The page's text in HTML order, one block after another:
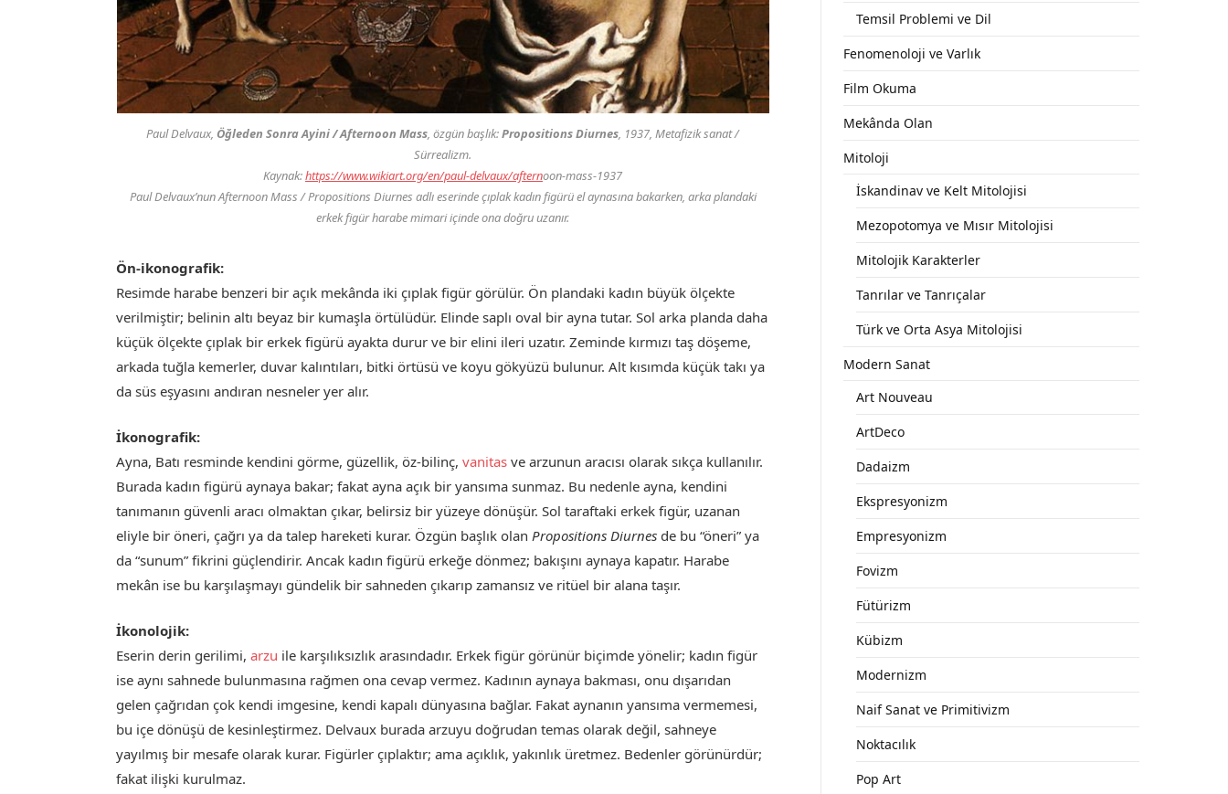
Paul Delvaux, Öğleden Sonra Ayini / Afternoon Mass, özgün başlık:Propositions Diurnes, 1937, Metafizik sanat /
Sürrealizm.
Kaynak:https://www.wikiart.org/en/paul-delvaux/afternoon-mass-1937
Paul Delvaux’nunAfternoon Mass / Propositions Diurnes adlı eserinde çıplak kadın figürü el aynasına bakarken, arka plandaki
erkek figür harabe mimari içinde ona doğru uzanır.
Ön-ikonografik:
Resimde harabe benzeri bir açık mekânda iki çıplak figür görülür. Ön plandaki kadın büyük ölçekte
verilmiştir; belinin altı beyaz bir kumaşla örtülüdür. Elinde saplı oval bir ayna tutar. Sol arka planda daha
küçük ölçekte çıplak bir erkek figürü ayakta durur ve bir elini ileri uzatır. Zeminde kırmızı taş döşeme,
arkada tuğla kemerler, duvar kalıntıları, bitki örtüsü ve koyu gökyüzü bulunur. Alt kısımda küçük takı ya
da süs eşyasını andıran nesneler yer alır.
İkonografik:
Ayna, Batı resminde kendini görme, güzellik, öz-bilinç,vanitas ve arzunun aracısı olarak sıkça kullanılır.
Burada kadın figürü aynaya bakar; fakat ayna açık bir yansıma sunmaz. Bu nedenle ayna, kendini
tanımanın güvenli aracı olmaktan çıkar, belirsiz bir yüzeye dönüşür. Sol taraftaki erkek figür, uzanan
eliyle bir öneri, çağrı ya da talep hareketi kurar. Özgün başlık olanPropositions Diurnes de bu “öneri” ya
da “sunum” fikrini güçlendirir. Ancak kadın figürü erkeğe dönmez; bakışını aynaya kapatır. Harabe
mekân ise bu karşılaşmayı gündelik bir sahneden çıkarıp zamansız ve ritüel bir alana taşır.
İkonolojik:
Eserin derin gerilimi,arzu ile karşılıksızlık arasındadır. Erkek figür görünür biçimde yönelir; kadın figür
ise aynı sahnede bulunmasına rağmen ona cevap vermez. Kadının aynaya bakması, onu dışarıdan
gelen çağrıdan çok kendi imgesine, kendi kapalı dünyasına bağlar. Fakat aynanın yansıma vermemesi,
bu içe dönüşü de kesinleştirmez. Delvaux burada arzuyu doğrudan temas olarak değil, sahneye
yayılmış bir mesafe olarak kurar. Figürler çıplaktır; ama açıklık, yakınlık üretmez. Bedenler görünürdür;
fakat ilişki kurulmaz.
Temsil Problemi ve Dil
Fenomenoloji ve Varlık
Film Okuma
Mekânda Olan
Mitoloji
İskandinav ve Kelt Mitolojisi
Mezopotomya ve Mısır Mitolojisi
Mitolojik Karakterler
Tanrılar ve Tanrıçalar
Türk ve Orta Asya Mitolojisi
Modern Sanat
Art Nouveau
ArtDeco
Dadaizm
Ekspresyonizm
Empresyonizm
Fovizm
Fütürizm
Kübizm
Modernizm
Naif Sanat ve Primitivizm
Noktacılık
Pop Art